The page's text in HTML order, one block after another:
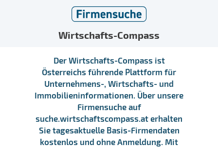
Wirtschafts-Compass
Der Wirtschafts-Compass ist
Österreichs führende Plattform für
Unternehmens-, Wirtschafts- und
Immobilieninformationen. Über unsere
Firmensuche auf
suche.wirtschaftscompass.at erhalten
Sie tagesaktuelle Basis-Firmendaten
kostenlos und ohne Anmeldung. Mit